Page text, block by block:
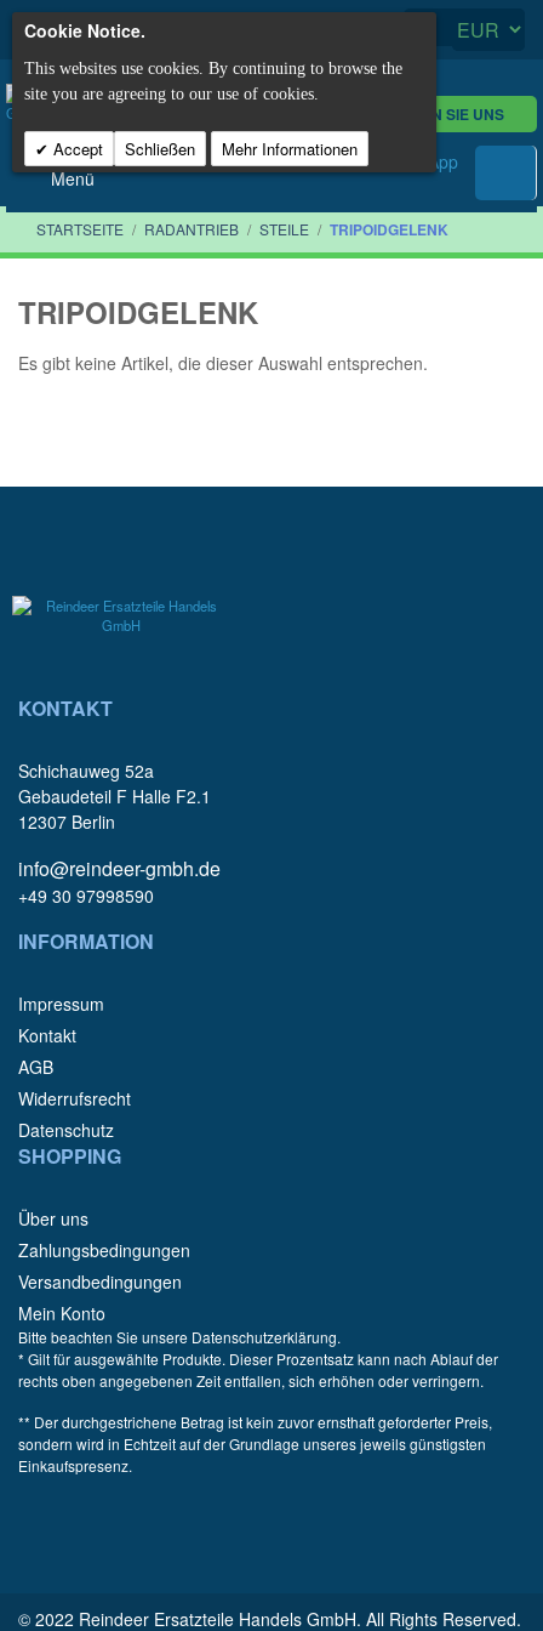
KONTAKTIEREN SIE UNS
Menü
STARTSEITE / RADANTRIEB / STEILE / TRIPOIDGELENK
TRIPOIDGELENK
Es gibt keine Artikel, die dieser Auswahl entsprechen.
KONTAKT
Schichauweg 52a
Gebaudeteil F Halle F2.1
12307 Berlin
info@reindeer-gmbh.de
+49 30 97998590
INFORMATION
Impressum
Kontakt
AGB
Widerrufsrecht
Datenschutz
SHOPPING
Über uns
Zahlungsbedingungen
Versandbedingungen
Mein Konto
Bitte beachten Sie unsere Datenschutzerklärung.
* Gilt für ausgewählte Produkte. Dieser Prozentsatz kann nach Ablauf der
rechts oben angegebenen Zeit entfallen, sich erhöhen oder verringern.
** Der durchgestrichene Betrag ist kein zuvor ernsthaft geforderter Preis,
sondern wird in Echtzeit auf der Grundlage unseres jeweils günstigsten
Einkaufspresenz.
© 2022 Reindeer Ersatzteile Handels GmbH. All Rights Reserved.
Cookie Notice.
This websites use cookies. By continuing to browse the
site you are agreeing to our use of cookies.
Accept Schließen Mehr Informationen